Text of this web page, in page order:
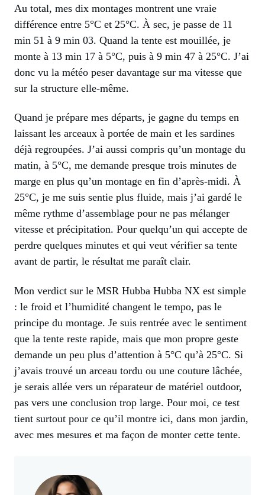
Au total, mes dix montages montrent une vraie
différence entre 5°C et 25°C. À sec, je passe de 11
min 51 à 9 min 03. Quand la tente est mouillée, je
monte à 13 min 17 à 5°C, puis à 9 min 47 à 25°C. J’ai
donc vu la météo peser davantage sur ma vitesse que
sur la structure elle-même.
Quand je prépare mes départs, je gagne du temps en
laissant les arceaux à portée de main et les sardines
déjà regroupées. J’ai aussi compris qu’un montage du
matin, à 5°C, me demande presque trois minutes de
marge en plus qu’un montage en fin d’après-midi. À
25°C, je me suis sentie plus fluide, mais j’ai gardé le
même rythme d’assemblage pour ne pas mélanger
vitesse et précipitation. Pour quelqu’un qui accepte de
perdre quelques minutes et qui veut vérifier sa tente
avant de partir, le résultat me paraît clair.
Mon verdict sur le MSR Hubba Hubba NX est simple
: le froid et l’humidité changent le tempo, pas le
principe du montage. Je suis rentrée avec le sentiment
que la tente reste rapide, mais que mon propre geste
demande un peu plus d’attention à 5°C qu’à 25°C. Si
j’avais trouvé un arceau tordu ou une couture lâchée,
je serais allée vers un réparateur de matériel outdoor,
pas vers une conclusion trop large. Pour moi, ce test
tient surtout pour ce qu’il montre ici, dans mon jardin,
avec mes mesures et ma façon de monter cette tente.